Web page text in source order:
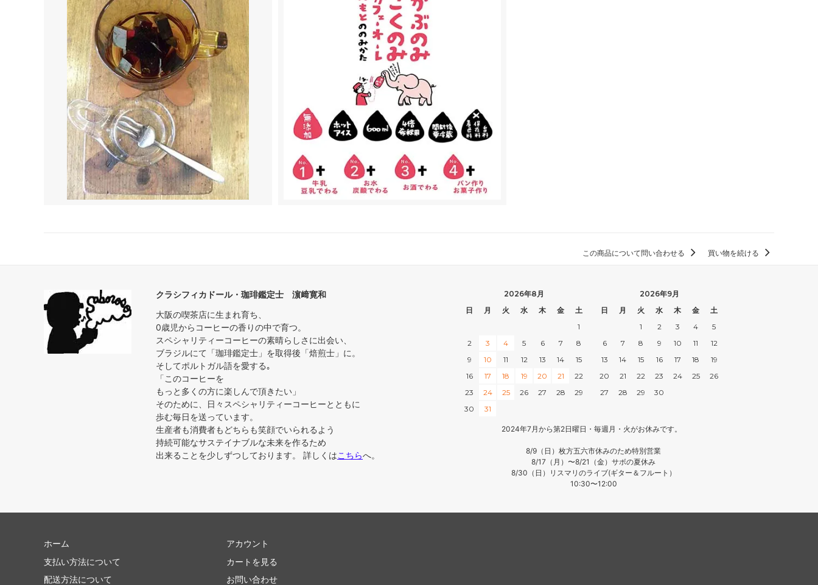
この商品について問い合わせる 買い物を続ける
クラシフィカドール・珈琲鑑定士 濵﨑寛和
大阪の喫茶店に生まれ育ち、
0歳児からコーヒーの香りの中で育つ。
スペシャリティーコーヒーの素晴らしさに出会い、
ブラジルにて「珈琲鑑定士」を取得後「焙煎士」に。
そしてポルトガル語を愛する｡
「このコーヒーを
もっと多くの方に楽しんで頂きたい」
そのために、日々スペシャリティーコーヒーとともに
歩む毎日を送っています。
生産者も消費者もどちらも笑顔でいられるよう
持続可能なサステイナブルな未来を作るため
出来ることを少しずつしております。 詳しくはこちらへ。
2026年8月
日
月 火 水 木 金
土
1
2
3 4 5 6 7
8
9
10 11 12 13 14
15
16
17 18 19 20 21
22
23
24 25 26 27 28
29
30
31
2026年9月
日
月 火 水 木 金
土
1
2 3 4
5
6
7 8 9 10 11
12
13
14 15 16 17 18
19
20
21 22 23 24 25
26
27
28 29 30
2024年7月から第2日曜日・毎週月・火がお休みです。
8/9（日）枚方五六市休みのため特別営業
8/17（月）〜8/21（金）サボの夏休み
8/30（日）リスマリのライブ(ギター＆フルート）
10:30〜12:00
ホーム
支払い方法について
配送方法について
アカウント
カートを見る
お問い合わせ